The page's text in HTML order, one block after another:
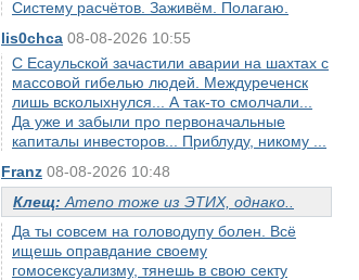
Систему расчётов. Заживём. Полагаю.
lis0chca 08-08-2026 10:55
С Есаульской зачастили аварии на шахтах с
массовой гибелью людей. Междуреченск
лишь всколыхнулся... А так-то смолчали...
Да уже и забыли про первоначальные
капиталы инвесторов... Приблуду, никому ...
Franz 08-08-2026 10:48
Клещ: Аmeno тоже из ЭТИХ, однако..
Да ты совсем на головодупу болен. Всё
ищешь оправдание своему
гомосексуализму, тянешь в свою секту